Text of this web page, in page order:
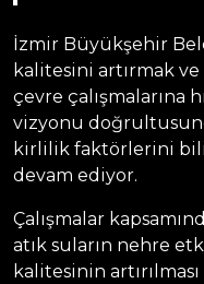
İzmir Büyükşehir
kalitesini artırmak
çevre çalışmalarına
vizyonu
kirlilik faktörlerini
devam ediyor.
Çalışmalar
atık suların nehre
kalitesinin